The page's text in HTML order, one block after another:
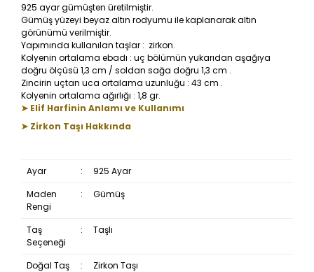
925 ayar gümüşten üretilmiştir.
Gümüş yüzeyi beyaz altın rodyumu ile kaplanarak altın
görünümü verilmiştir.
Yapımında kullanılan taşlar : zirkon.
Kolyenin ortalama ebadı : uç bölümün yukarıdan aşağıya
doğru ölçüsü 1,3 cm / soldan sağa doğru 1,3 cm .
Zincirin uçtan uca ortalama uzunluğu : 43 cm .
Kolyenin ortalama ağırlığı : 1,8 gr.
➤ Elif Harfinin Anlamı ve Kullanımı
➤ Zirkon Taşı Hakkında
Ayar :
925 Ayar
Maden
Rengi
: Gümüş
Taş
Seçeneği
: Taşlı
Doğal Taş :
Zirkon Taşı